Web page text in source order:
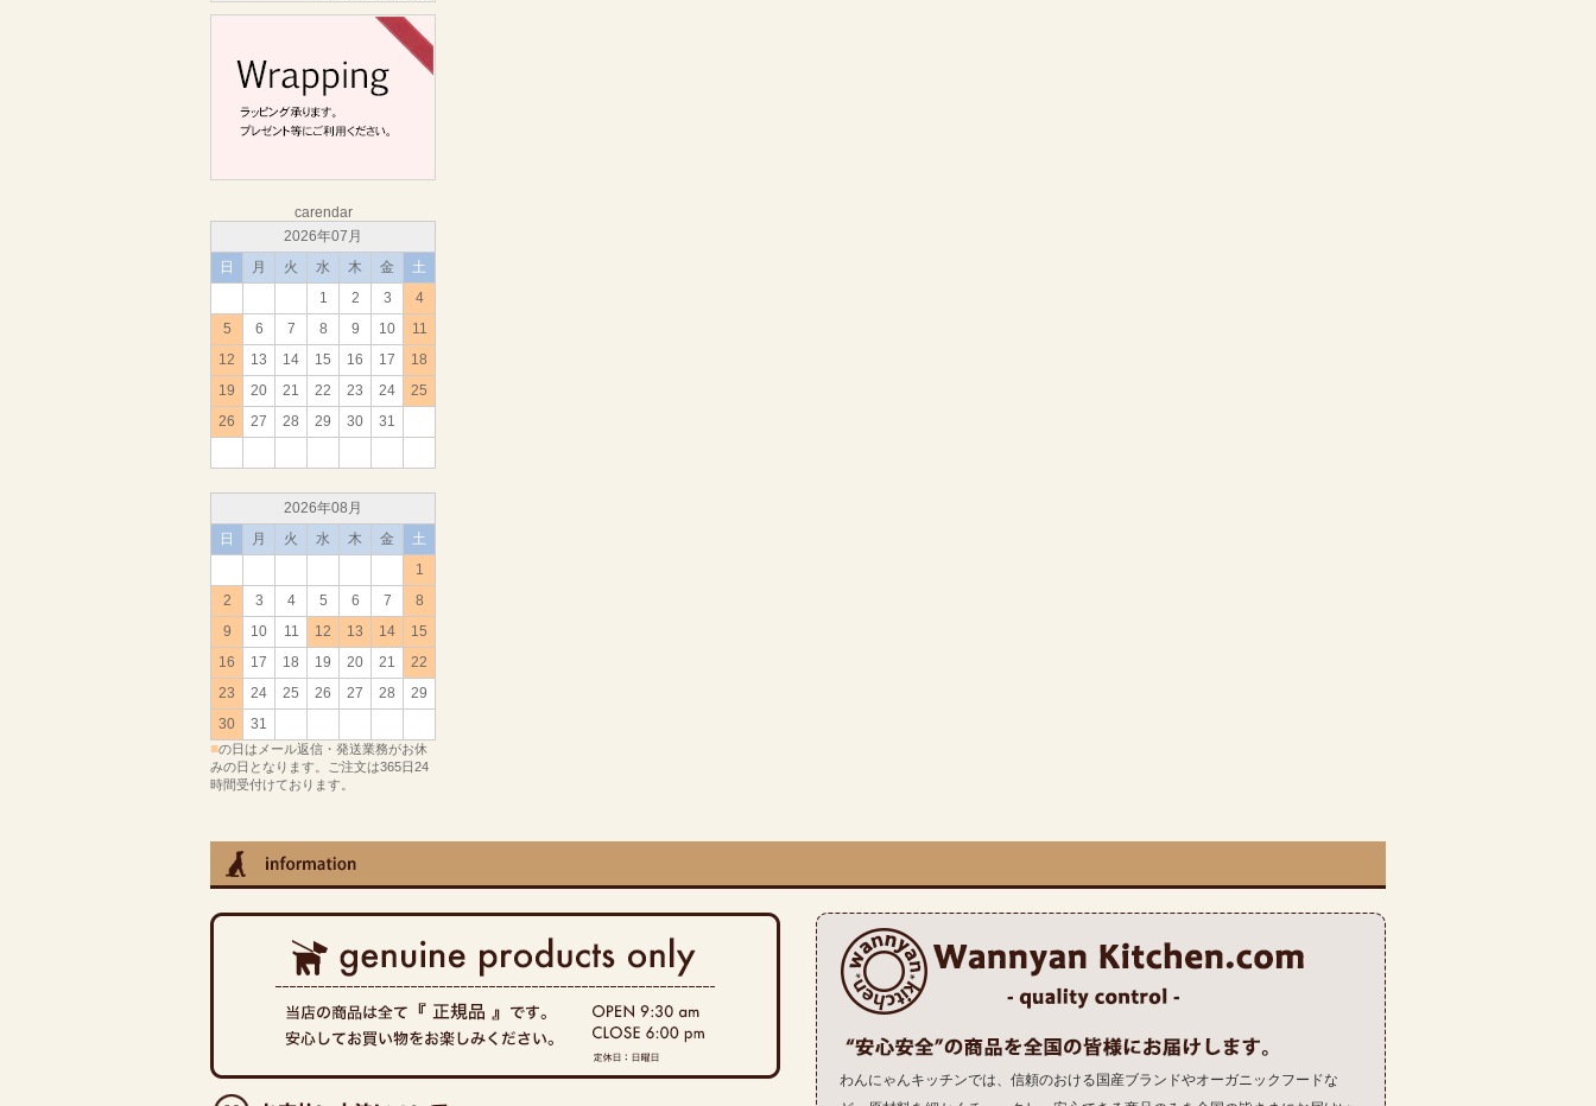
carendar
2026年07月
日
月 火 水 木 金
土
1
2 3
4
5
6 7 8 9 10
11
12
13 14 15 16 17
18
19
20 21 22 23 24
25
26
27 28 29 30 31
2026年08月
日
月 火 水 木 金
土
1
2
3 4 5 6 7
8
9
10 11 12 13 14
15
16
17 18 19 20 21
22
23
24 25 26 27 28
29
30
31
■の日はメール返信・発送業務がお休
みの日となります。ご注文は365日24
時間受付けております。
わんにゃんキッチンでは、信頼のおける国産ブランドやオーガニックフードな